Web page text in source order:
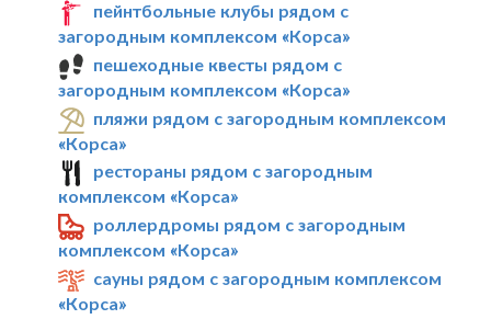
пейнтбольные клубы рядом с
загородным комплексом «Корса»
пешеходные квесты рядом с
загородным комплексом «Корса»
пляжи рядом с загородным комплексом
«Корса»
рестораны рядом с загородным
комплексом «Корса»
роллердромы рядом с загородным
комплексом «Корса»
сауны рядом с загородным комплексом
«Корса»